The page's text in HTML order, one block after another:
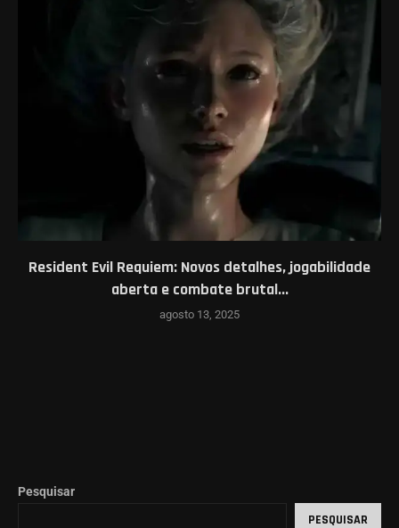
Resident Evil Requiem: Novos detalhes, jogabilidade
aberta e combate brutal...
agosto 13, 2025
Pesquisar
PESQUISAR